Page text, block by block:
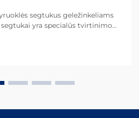
segtukus geležinkeliams
yra specialūs tvirtinimo
geležinkelių sistemose. Jie
būtų tinkamai pritvirtinti, kad